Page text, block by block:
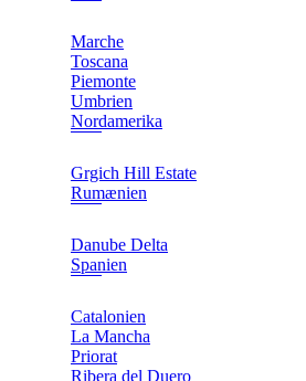
Marche
Toscana
Piemonte
Umbrien
Nordamerika
Grgich Hill Estate
Rumænien
Danube Delta
Spanien
Catalonien
La Mancha
Priorat
Ribera del Duero